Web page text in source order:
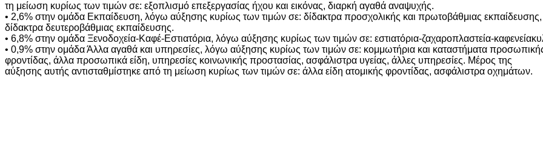
τη μείωση κυρίως των τιμών σε: εξοπλισμό επεξεργασίας ήχου και εικόνας, διαρκή αγαθά αναψυχής.
• 2,6% στην ομάδα Εκπαίδευση, λόγω αύξησης κυρίως των τιμών σε: δίδακτρα προσχολικής και πρωτοβάθμιας εκπαίδευσης,
δίδακτρα δευτεροβάθμιας εκπαίδευσης.
• 6,8% στην ομάδα Ξενοδοχεία-Καφέ-Εστιατόρια, λόγω αύξησης κυρίως των τιμών σε: εστιατόρια-ζαχαροπλαστεία-
• 0,9% στην ομάδα Άλλα αγαθά και υπηρεσίες, λόγω αύξησης κυρίως των τιμών σε: κομμωτήρια και καταστήματα
φροντίδας, άλλα προσωπικά είδη, υπηρεσίες κοινωνικής προστασίας, ασφάλιστρα υγείας, άλλες υπηρεσίες. Μέρος της
αύξησης αυτής αντισταθμίστηκε από τη μείωση κυρίως των τιμών σε: άλλα είδη ατομικής φροντίδας, ασφάλιστρα οχημάτων.